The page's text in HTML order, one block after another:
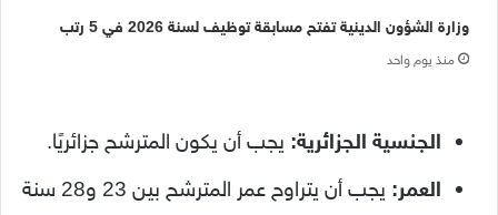
وزارة الشؤون الدينية تفتح مسابقة توظيف لسنة 2026 في 5 رتب
منذ يوم واحد
الجنسية الجزائرية: يجب أن يكون المترشح جزائريًا.
العمر:
يجب أن يتراوح عمر المترشح بين 23 و28 سنة